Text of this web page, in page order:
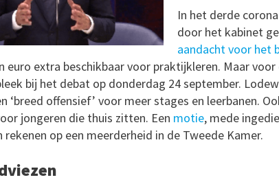
In het derde
door het kabinet
aandacht voor het
euro extra beschikbaar voor praktijkleren. Maar
bij het debat op donderdag 24 september.
‘breed offensief’ voor meer stages en leerbanen.
jongeren die thuis zitten. Een motie, mede
rekenen op een meerderheid in de Tweede Kamer.